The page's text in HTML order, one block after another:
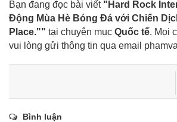
Bạn đang đọc bài viết "Hard Rock
Động Mùa Hè Bóng Đá với Chiến
Place."" tại chuyên mục Quốc tế. Mọi
vui lòng gửi thông tin qua email
Bình luận